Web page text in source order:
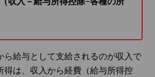
ら給与として支給されるのが収入で
得は、収入から経費（給与所得控